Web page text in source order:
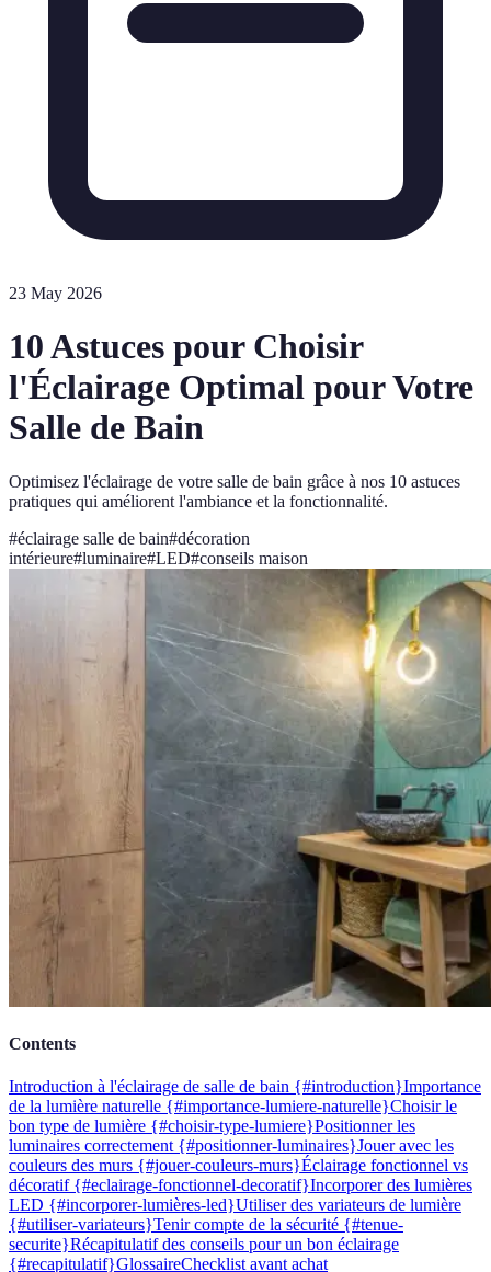
23 May 2026
10 Astuces pour Choisir
l'Éclairage Optimal pour Votre
Salle de Bain
Optimisez l'éclairage de votre salle de bain grâce à nos 10 astuces
pratiques qui améliorent l'ambiance et la fonctionnalité.
#éclairage salle de bain#décoration
intérieure#luminaire#LED#conseils maison
Contents
Introduction à l'éclairage de salle de bain {#introduction}Importance
de la lumière naturelle {#importance-lumiere-naturelle}Choisir le
bon type de lumière {#choisir-type-lumiere}Positionner les
luminaires correctement {#positionner-luminaires}Jouer avec les
couleurs des murs {#jouer-couleurs-murs}Éclairage fonctionnel vs
décoratif {#eclairage-fonctionnel-decoratif}Incorporer des lumières
LED {#incorporer-lumières-led}Utiliser des variateurs de lumière
{#utiliser-variateurs}Tenir compte de la sécurité {#tenue-
securite}Récapitulatif des conseils pour un bon éclairage
{#recapitulatif}GlossaireChecklist avant achat